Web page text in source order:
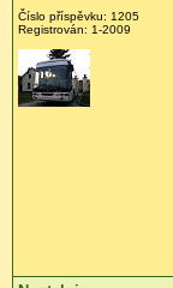
Číslo příspěvku: 1205
Registrován: 1-2009